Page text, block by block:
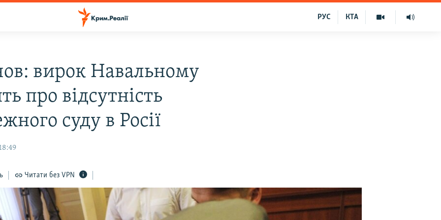
КТА
РУС
вирок Навальному
про відсутність
суду в Росії
Читати без VPN